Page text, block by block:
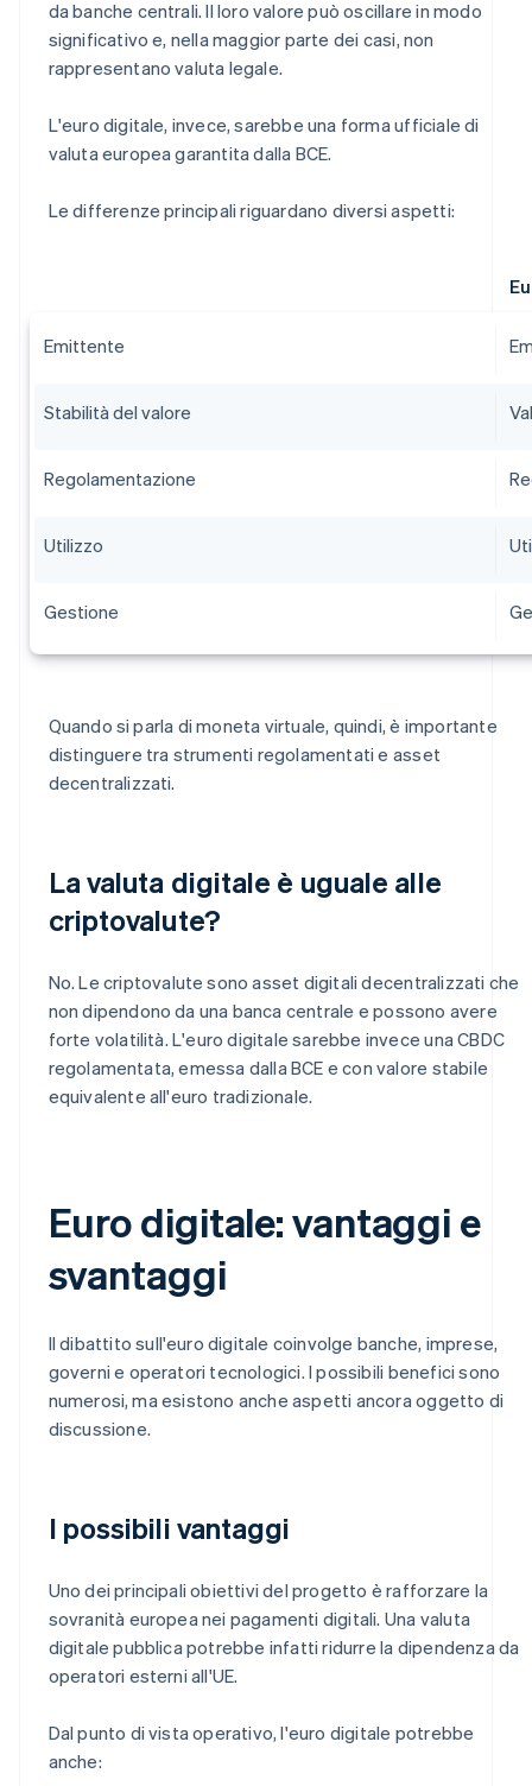
da banche centrali. Il loro valore può oscillare in modo
significativo e, nella maggior parte dei casi, non
rappresentano valuta legale.
L'euro digitale, invece, sarebbe una forma ufficiale di
valuta europea garantita dalla BCE.
Le differenze principali riguardano diversi aspetti:
Emittente
Stabilità del valore
Regolamentazione
Utilizzo
Gestione
Quando si parla di moneta virtuale, quindi, è importante
distinguere tra strumenti regolamentati e asset
decentralizzati.
La valuta digitale è uguale alle
criptovalute?
No. Le criptovalute sono asset digitali decentralizzati che
non dipendono da una banca centrale e possono avere
forte volatilità. L'euro digitale sarebbe invece una CBDC
regolamentata, emessa dalla BCE e con valore stabile
equivalente all'euro tradizionale.
Euro digitale: vantaggi e
svantaggi
Il dibattito sull'euro digitale coinvolge banche, imprese,
governi e operatori tecnologici. I possibili benefici sono
numerosi, ma esistono anche aspetti ancora oggetto di
discussione.
I possibili vantaggi
Uno dei principali obiettivi del progetto è rafforzare la
sovranità europea nei pagamenti digitali. Una valuta
digitale pubblica potrebbe infatti ridurre la dipendenza da
operatori esterni all'UE.
Dal punto di vista operativo, l'euro digitale potrebbe
anche: